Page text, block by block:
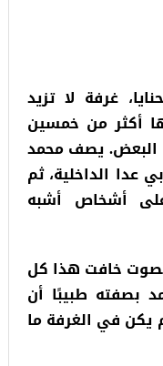
غرفة لا تزيد
أكثر من خمسين
يصف محمد
عدا الداخلية، ثم
أشخاص أشبه
خافت هذا كل
بصفته طبيبًا أن
يكن في الغرفة ما